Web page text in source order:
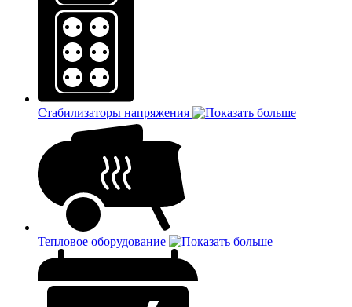
Стабилизаторы напряжения
Тепловое оборудование